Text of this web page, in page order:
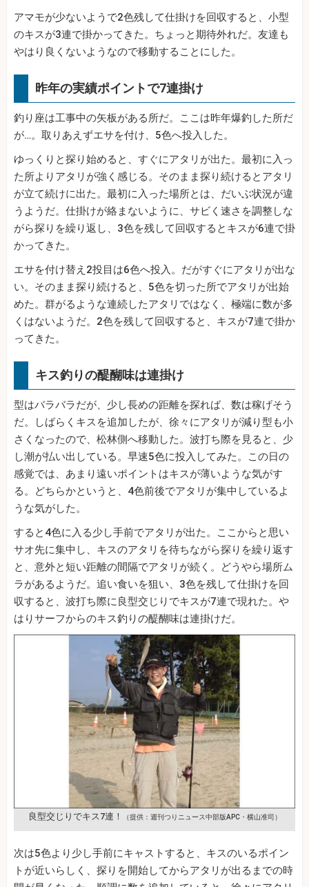
アマモが少ないようで2色残して仕掛けを回収すると、小型
のキスが3連で掛かってきた。ちょっと期待外れだ。友達も
やはり良くないようなので移動することにした。
昨年の実績ポイントで7連掛け
釣り座は工事中の矢板がある所だ。ここは昨年爆釣した所だ
が…。取りあえずエサを付け、5色へ投入した。
ゆっくりと探り始めると、すぐにアタリが出た。最初に入っ
た所よりアタリが強く感じる。そのまま探り続けるとアタリ
が立て続けに出た。最初に入った場所とは、だいぶ状況が違
うようだ。仕掛けが絡まないように、サビく速さを調整しな
がら探りを繰り返し、3色を残して回収するとキスが6連で掛
かってきた。
エサを付け替え2投目は6色へ投入。だがすぐにアタリが出な
い。そのまま探り続けると、5色を切った所でアタリが出始
めた。群がるような連続したアタリではなく、極端に数が多
くはないようだ。2色を残して回収すると、キスが7連で掛か
ってきた。
キス釣りの醍醐味は連掛け
型はバラバラだが、少し長めの距離を探れば、数は稼げそう
だ。しばらくキスを追加したが、徐々にアタリが減り型も小
さくなったので、松林側へ移動した。波打ち際を見ると、少
し潮が払い出している。早速5色に投入してみた。この日の
感覚では、あまり遠いポイントはキスが薄いような気がす
る。どちらかというと、4色前後でアタリが集中しているよ
うな気がした。
すると4色に入る少し手前でアタリが出た。ここからと思い
サオ先に集中し、キスのアタリを待ちながら探りを繰り返す
と、意外と短い距離の間隔でアタリが続く。どうやら場所ム
ラがあるようだ。追い食いを狙い、3色を残して仕掛けを回
収すると、波打ち際に良型交じりでキスが7連で現れた。や
はりサーフからのキス釣りの醍醐味は連掛けだ。
良型交じりでキス7連！ （提供：週刊つりニュース中部版APC・横山准司）
次は5色より少し手前にキャストすると、キスのいるポイン
トが近いらしく、探りを開始してからアタリが出るまでの時